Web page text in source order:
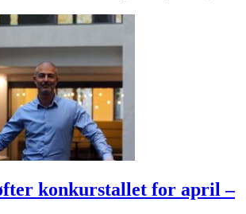
konkurstallet for april –